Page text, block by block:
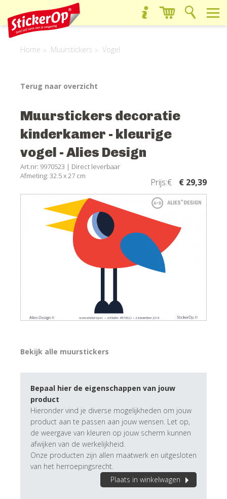
Home Muurstickers Vogel
Terug naar overzicht
Muurstickers decoratie
kinderkamer - kleurige
vogel - Alies Design
Art.nr: 9970523 | Direct leverbaar
Afmeting: 32.5 x 27 cm
Prijs:€ € 29,39
Bekijk alle muurstickers
Bepaal hier de eigenschappen van jouw
product
Hieronder vind je diverse mogelijkheden om jouw
product aan te passen aan jouw wensen. Let op,
de weergave van kleuren op jouw scherm kunnen
afwijken van de werkelijkheid.
Onze producten zijn allen maatwerk en uitgesloten
van het herroepingsrecht.
Plaats in winkelwagen